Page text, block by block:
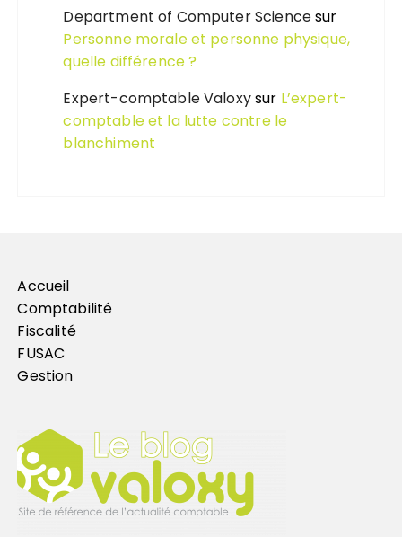
Department of Computer Sciencesur
Personne morale et personne physique,
quelle différence ?
Expert-comptable Valoxysur L’expert-
comptable et la lutte contre le
blanchiment
Accueil
Comptabilité
Fiscalité
FUSAC
Gestion